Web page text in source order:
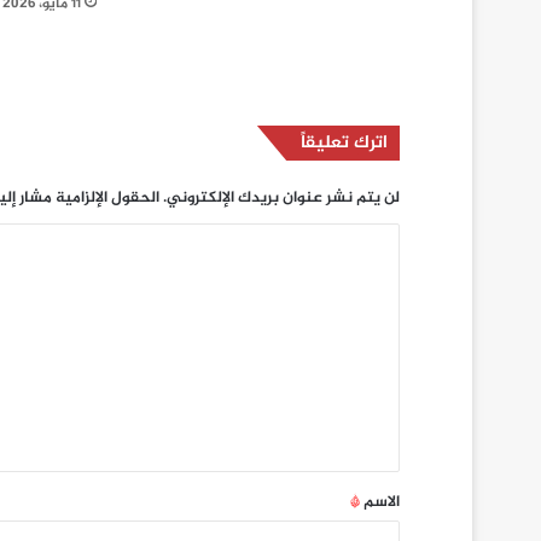
اترك تعليقاً
لن يتم نشر عنوان بريدك الإلكتروني.الحقول الإلزامية مشار
*
الاسم*